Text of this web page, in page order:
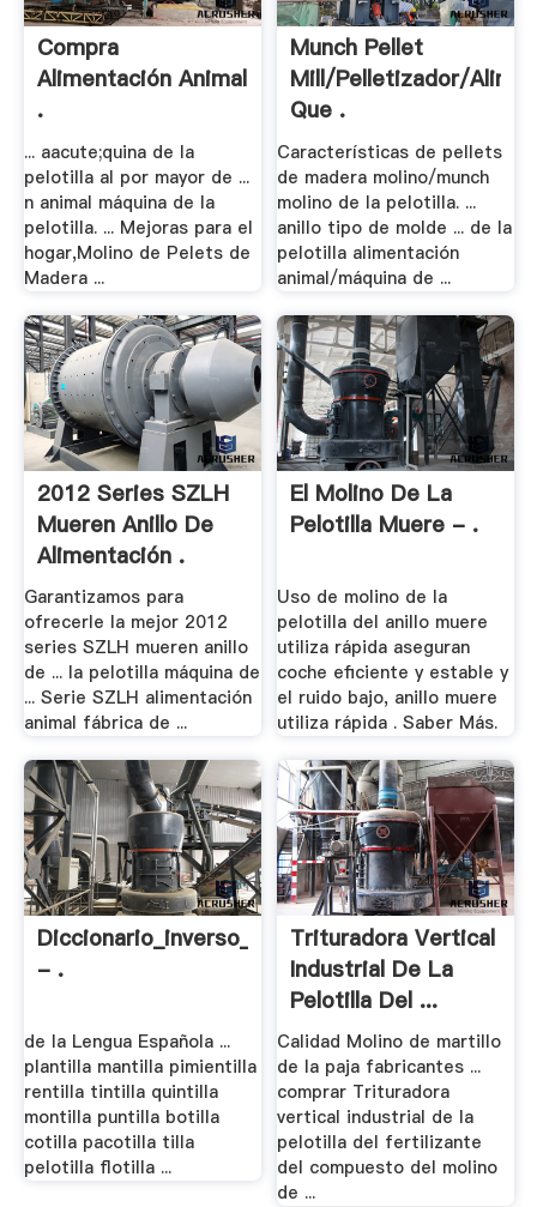
Compra
Alimentación Animal
.
... aacute;quina de la
pelotilla al por mayor de ...
n animal máquina de la
pelotilla. ... Mejoras para el
hogar,Molino de Pelets de
Madera ...
Munch Pellet
Mill/pelletizador/
Que .
Características de pellets
de madera molino/munch
molino de la pelotilla. ...
anillo tipo de molde ... de la
pelotilla alimentación
animal/máquina de ...
2012 Series SZLH
Mueren Anillo De
Alimentación .
Garantizamos para
ofrecerle la mejor 2012
series SZLH mueren anillo
de ... la pelotilla máquina de
... Serie SZLH alimentación
animal fábrica de ...
El Molino De La
Pelotilla Muere - .
Uso de molino de la
pelotilla del anillo muere
utiliza rápida aseguran
coche eficiente y estable y
el ruido bajo, anillo muere
utiliza rápida . Saber Más.
Diccionario_inverso_de_la_lengua_española.pdf
- .
de la Lengua Española ...
plantilla mantilla pimientilla
rentilla tintilla quintilla
montilla puntilla botilla
cotilla pacotilla tilla
pelotilla flotilla ...
Trituradora Vertical
Industrial De La
Pelotilla Del ...
Calidad Molino de martillo
de la paja fabricantes ...
comprar Trituradora
vertical industrial de la
pelotilla del fertilizante
del compuesto del molino
de ...